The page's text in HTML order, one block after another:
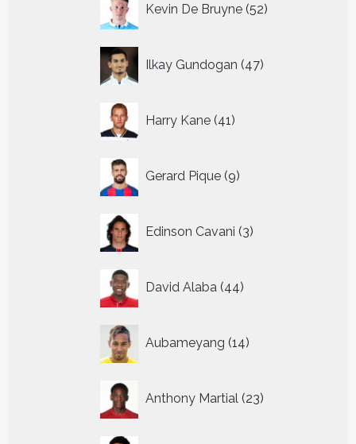
Kevin De Bruyne 52
producten
Ilkay Gundogan 47
producten
Harry Kane 41
producten
Gerard Pique 9
producten
Edinson Cavani 3
producten
David Alaba 44
producten
Aubameyang 14
producten
Anthony Martial 23
producten